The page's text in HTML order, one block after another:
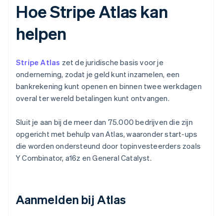
Hoe Stripe Atlas kan
helpen
Stripe Atlas zet de juridische basis voor je
onderneming, zodat je geld kunt inzamelen, een
bankrekening kunt openen en binnen twee werkdagen
overal ter wereld betalingen kunt ontvangen.
Sluit je aan bij de meer dan 75.000 bedrijven die zijn
opgericht met behulp van Atlas, waaronder start-ups
die worden ondersteund door topinvesteerders zoals
Y Combinator, a16z en General Catalyst.
Aanmelden bij Atlas